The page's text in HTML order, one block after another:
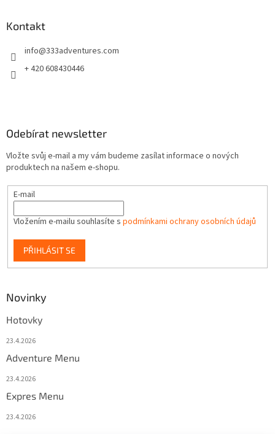
Kontakt
info@333adventures.com
+ 420 608430446
Odebírat newsletter
Vložte svůj e-mail a my vám budeme zasílat informace o nových
produktech na našem e-shopu.
E-mail
Vložením e-mailu souhlasíte s podmínkami ochrany osobních údajů
PŘIHLÁSIT SE
Novinky
Hotovky
23.4.2026
Adventure Menu
23.4.2026
Expres Menu
23.4.2026